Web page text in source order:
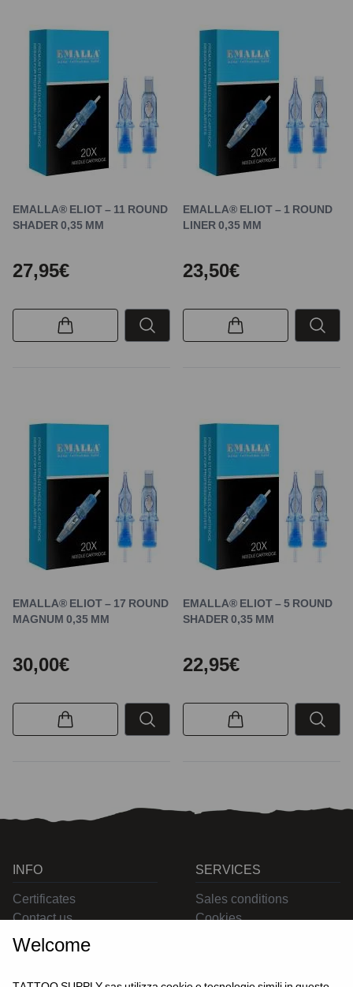
EMALLA® ELIOT – 11 ROUND
SHADER 0,35 MM
27,95€
EMALLA® ELIOT – 1 ROUND
LINER 0,35 MM
23,50€
EMALLA® ELIOT – 17 ROUND
MAGNUM 0,35 MM
30,00€
EMALLA® ELIOT – 5 ROUND
SHADER 0,35 MM
22,95€
INFO
Certificates
Contact us
SERVICES
Sales conditions
Cookies
Welcome